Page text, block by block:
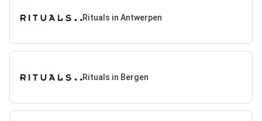
Rituals in Antwerpen
Rituals in Bergen